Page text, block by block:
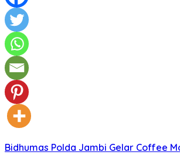
Bidhumas Polda Jambi Gelar Coffee